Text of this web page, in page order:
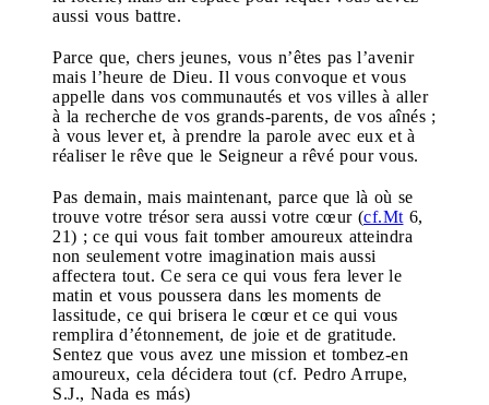
aussi vous battre.
Parce que, chers jeunes, vous n’êtes pas l’avenir
mais l’heure de Dieu. Il vous convoque et vous
appelle dans vos communautés et vos villes à aller
à la recherche de vos grands-parents, de vos aînés ;
à vous lever et, à prendre la parole avec eux et à
réaliser le rêve que le Seigneur a rêvé pour vous.
Pas demain, mais maintenant, parce que là où se
trouve votre trésor sera aussi votre cœur (cf.Mt 6,
21) ; ce qui vous fait tomber amoureux atteindra
non seulement votre imagination mais aussi
affectera tout. Ce sera ce qui vous fera lever le
matin et vous poussera dans les moments de
lassitude, ce qui brisera le cœur et ce qui vous
remplira d’étonnement, de joie et de gratitude.
Sentez que vous avez une mission et tombez-en
amoureux, cela décidera tout (cf. Pedro Arrupe,
S.J., Nada es más)